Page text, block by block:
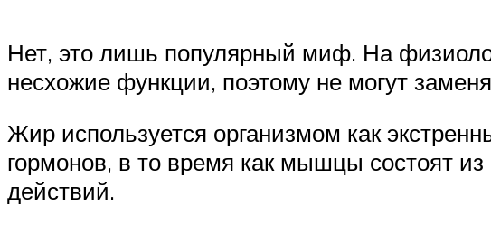
Нет, это лишь популярный миф. На
несхожие функции, поэтому не могут
Жир используется организмом как
гормонов, в то время как мышцы состоят
действий.